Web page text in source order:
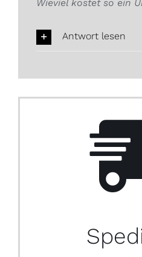
Wieviel kostet so ein
Antwort lesen